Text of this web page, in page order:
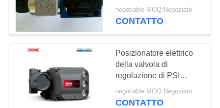
solenoide di M-3SED
Rexroth con l'attuazione
negotiable MOQ:Negoziato
CONTATTO
Posizionatore elettrico
della valvola di
regolazione di PSI
Fisher del posizionatore
145 della valvola di
negotiable MOQ:Negoziato
CONTATTO